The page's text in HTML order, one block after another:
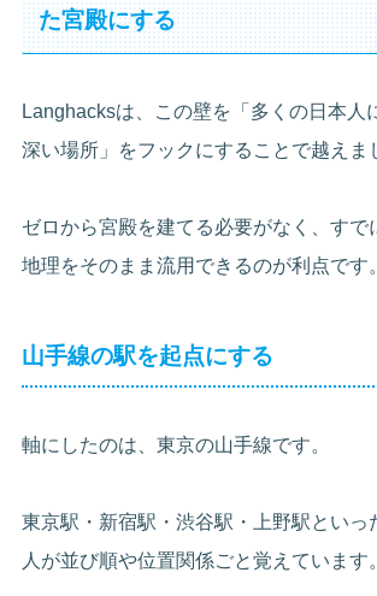
た宮殿にする
Langhacksは、この壁を「多くの日本人
深い場所」をフックにすることで越えま
ゼロから宮殿を建てる必要がなく、すで
地理をそのまま流用できるのが利点です。
山手線の駅を起点にする
軸にしたのは、東京の山手線です。
東京駅・新宿駅・渋谷駅・上野駅といっ
人が並び順や位置関係ごと覚えています。